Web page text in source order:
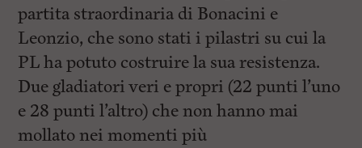
partita straordinaria di Bonacini e
Leonzio, che sono stati i pilastri su cui la
PL ha potuto costruire la sua resistenza.
Due gladiatori veri e propri (22 punti l’uno
e 28 punti l’altro) che non hanno mai
mollato nei momenti più